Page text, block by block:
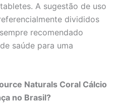
A sugestão de uso
divididos
recomendado
saúde para uma
Naturals Coral Cálcio
no Brasil?